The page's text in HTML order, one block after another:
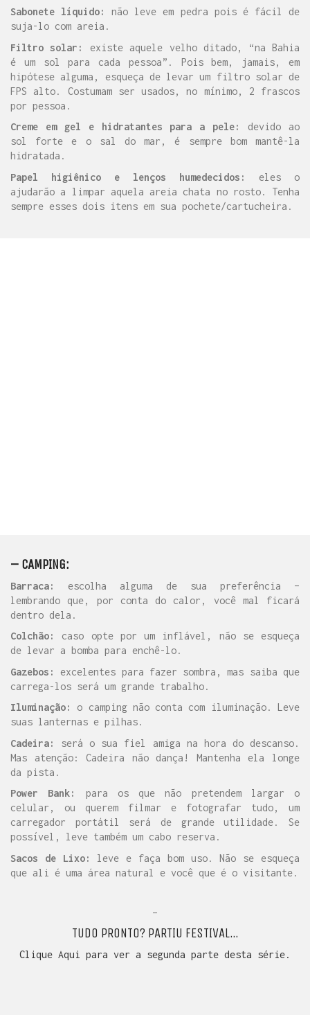
Sabonete líquido:
não leve em pedra pois é fácil de
suja-lo com areia.
Filtro solar:
existe aquele velho ditado, “na Bahia
é um sol para cada pessoa”. Pois bem, jamais, em
hipótese alguma, esqueça de levar um filtro solar de
FPS alto. Costumam ser usados, no mínimo, 2 frascos
por pessoa.
Creme em gel e hidratantes para a pele:
devido ao
sol forte e o sal do mar, é sempre bom mantê-la
hidratada.
Papel higiênico e lenços humedecidos:
eles o
ajudarão a limpar aquela areia chata no rosto. Tenha
sempre esses dois itens em sua pochete/cartucheira.
– CAMPING:
Barraca:
escolha alguma de sua preferência –
lembrando que, por conta do calor, você mal ficará
dentro dela.
Colchão:
caso opte por um inflável, não se esqueça
de levar a bomba para enchê-lo.
Gazebos:
excelentes para fazer sombra, mas saiba que
carrega-los será um grande trabalho.
Iluminação:
o camping não conta com iluminação. Leve
suas lanternas e pilhas.
Cadeira:
será o sua fiel amiga na hora do descanso.
Mas atenção: Cadeira não dança! Mantenha ela longe
da pista.
Power Bank:
para os que não pretendem largar o
celular, ou querem filmar e fotografar tudo, um
carregador portátil será de grande utilidade. Se
possível, leve também um cabo reserva.
Sacos de Lixo:
leve e faça bom uso. Não se esqueça
que ali é uma área natural e você que é o visitante.
–
TUDO PRONTO? PARTIU FESTIVAL…
Clique Aqui para ver a segunda parte desta série.